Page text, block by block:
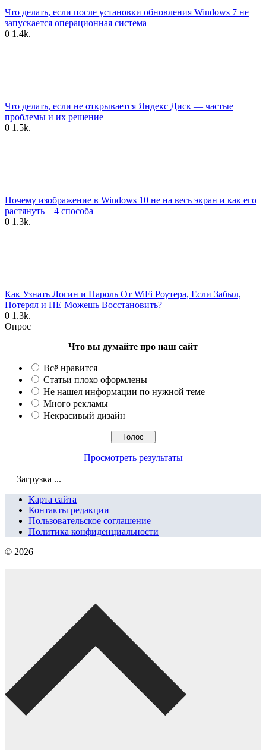
Что делать, если после установки обновления Windows 7 не
запускается операционная система
0 1.4k.
Что делать, если не открывается Яндекс Диск — частые
проблемы и их решение
0 1.5k.
Почему изображение в Windows 10 не на весь экран и как его
растянуть – 4 способа
0 1.3k.
Как Узнать Логин и Пароль От WiFi Роутера, Если Забыл,
Потерял и НЕ Можешь Восстановить?
0 1.3k.
Опрос
Что вы думайте про наш сайт
Всё нравится
Статьи плохо оформлены
Не нашел информации по нужной теме
Много рекламы
Некрасивый дизайн
Просмотреть результаты
Загрузка ...
Карта сайта
Контакты редакции
Пользовательское соглашение
Политика конфиденциальности
© 2026